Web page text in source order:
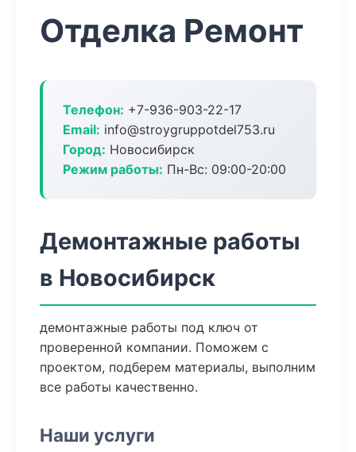
Отделка Ремонт
Телефон: +7-936-903-22-17
Email: info@stroygruppotdel753.ru
Город: Новосибирск
Режим работы: Пн-Вс: 09:00-20:00
Демонтажные работы
в Новосибирск
демонтажные работы под ключ от
проверенной компании. Поможем с
проектом, подберем материалы, выполним
все работы качественно.
Наши услуги